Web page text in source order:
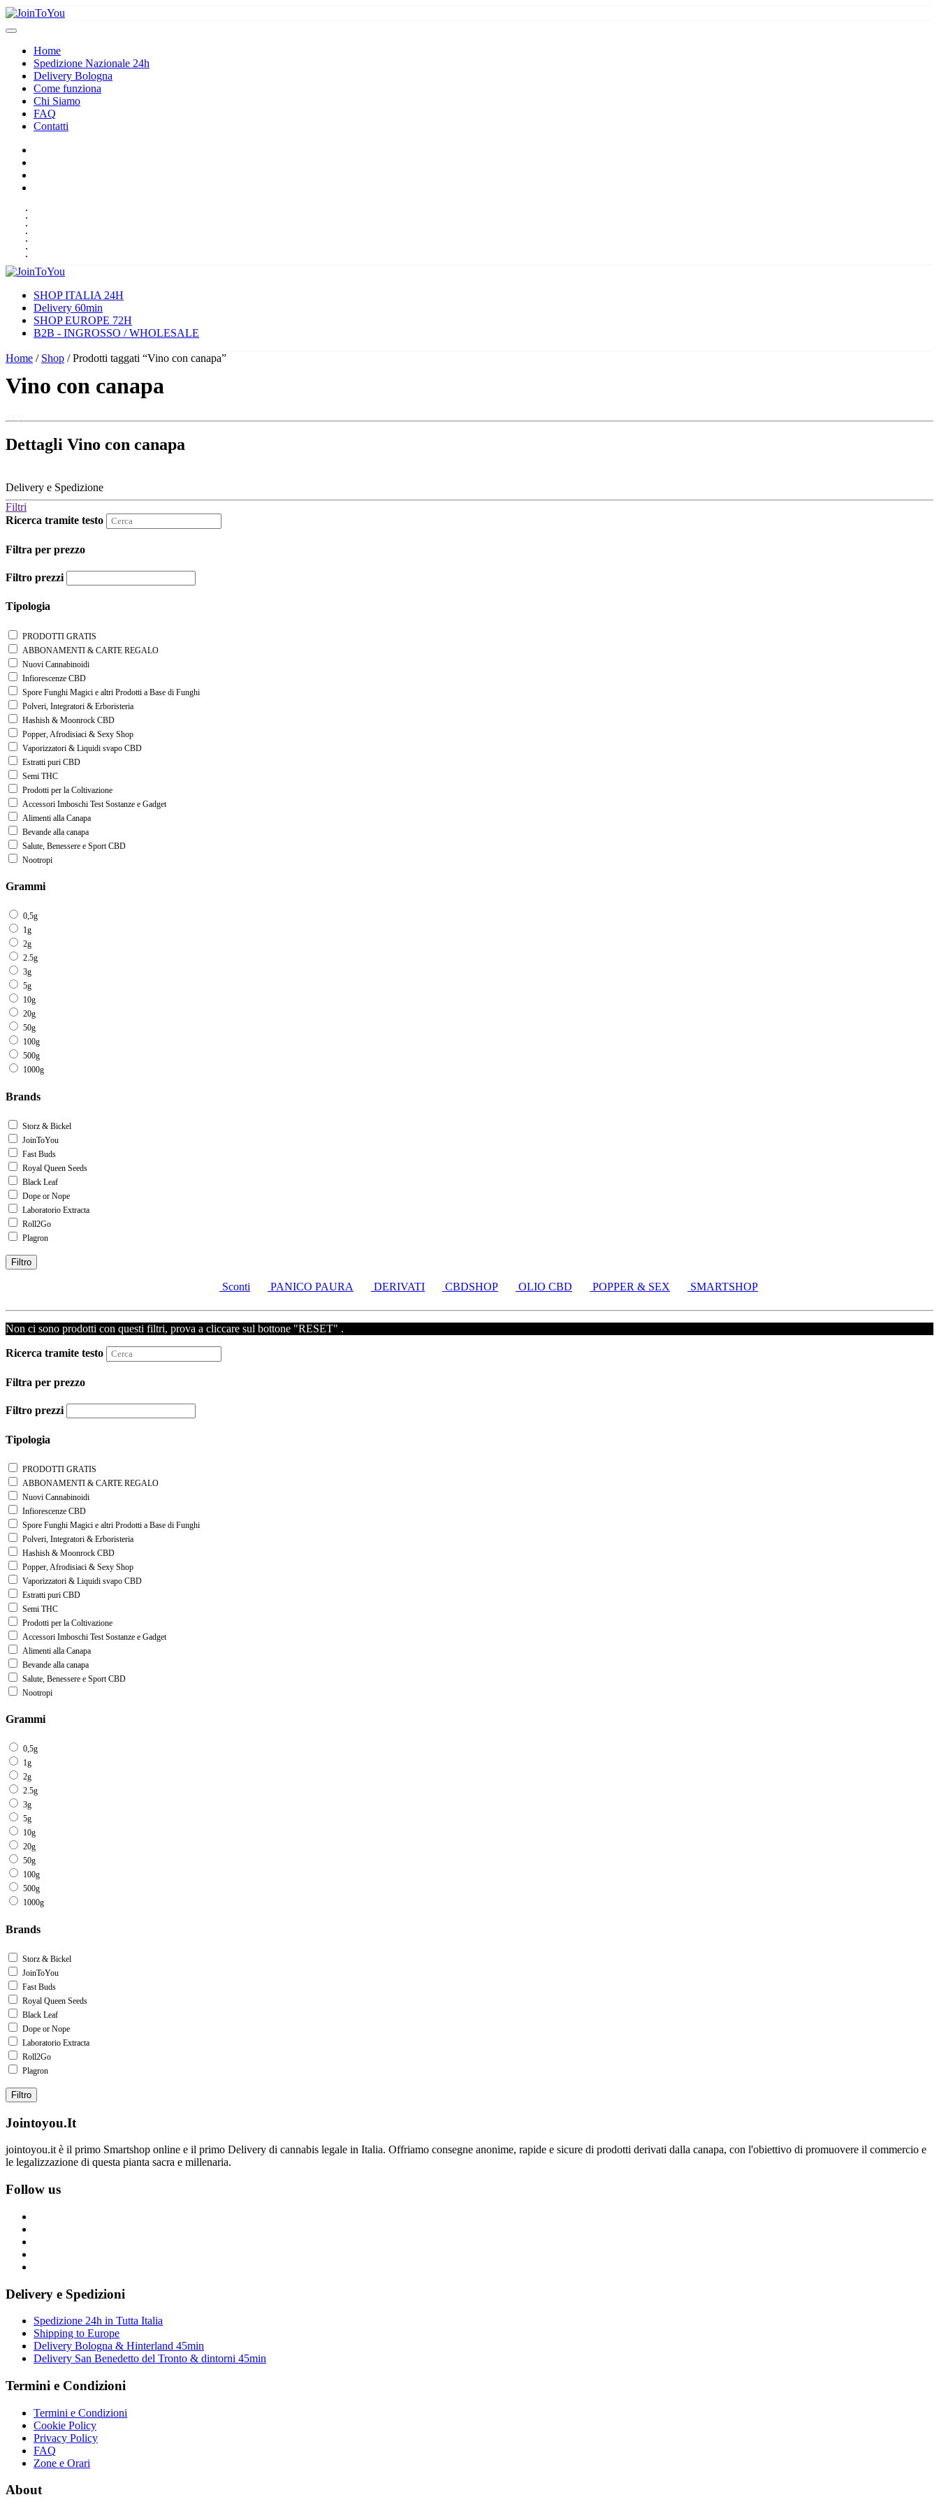
Home
Spedizione Nazionale 24h
Delivery Bologna
Come funziona
Chi Siamo
FAQ
Contatti
SHOP ITALIA 24H
Delivery 60min
SHOP EUROPE 72H
B2B - INGROSSO / WHOLESALE
Home / Shop / Prodotti taggati “Vino con canapa”
Vino con canapa
JTY
Dettagli Vino con canapa
Delivery e Spedizione
Filtri
Ricerca tramite testo
Filtra per prezzo
Filtro prezzi
Tipologia
PRODOTTI GRATIS
ABBONAMENTI & CARTE REGALO
Nuovi Cannabinoidi
Infiorescenze CBD
Spore Funghi Magici e altri Prodotti a Base di Funghi
Polveri, Integratori & Erboristeria
Hashish & Moonrock CBD
Popper, Afrodisiaci & Sexy Shop
Vaporizzatori & Liquidi svapo CBD
Estratti puri CBD
Semi THC
Prodotti per la Coltivazione
Accessori Imboschi Test Sostanze e Gadget
Alimenti alla Canapa
Bevande alla canapa
Salute, Benessere e Sport CBD
Nootropi
Grammi
0,5g
1g
2g
2.5g
3g
5g
10g
20g
50g
100g
500g
1000g
Brands
Storz & Bickel
JoinToYou
Fast Buds
Royal Queen Seeds
Black Leaf
Dope or Nope
Laboratorio Extracta
Roll2Go
Plagron
Filtro
Sconti PANICO PAURA DERIVATI CBDSHOP OLIO CBD POPPER & SEX SMARTSHOP
Non ci sono prodotti con questi filtri, prova a cliccare sul bottone "RESET" .
Ricerca tramite testo
Filtra per prezzo
Filtro prezzi
Tipologia
PRODOTTI GRATIS
ABBONAMENTI & CARTE REGALO
Nuovi Cannabinoidi
Infiorescenze CBD
Spore Funghi Magici e altri Prodotti a Base di Funghi
Polveri, Integratori & Erboristeria
Hashish & Moonrock CBD
Popper, Afrodisiaci & Sexy Shop
Vaporizzatori & Liquidi svapo CBD
Estratti puri CBD
Semi THC
Prodotti per la Coltivazione
Accessori Imboschi Test Sostanze e Gadget
Alimenti alla Canapa
Bevande alla canapa
Salute, Benessere e Sport CBD
Nootropi
Grammi
0,5g
1g
2g
2.5g
3g
5g
10g
20g
50g
100g
500g
1000g
Brands
Storz & Bickel
JoinToYou
Fast Buds
Royal Queen Seeds
Black Leaf
Dope or Nope
Laboratorio Extracta
Roll2Go
Plagron
Filtro
Jointoyou.It
jointoyou.it è il primo Smartshop online e il primo Delivery di cannabis legale in Italia. Offriamo consegne anonime, rapide e sicure di prodotti derivati dalla canapa, con l'obiettivo di promuovere il commercio e
le legalizzazione di questa pianta sacra e millenaria.
Follow us
Delivery e Spedizioni
Spedizione 24h in Tutta Italia
Shipping to Europe
Delivery Bologna & Hinterland 45min
Delivery San Benedetto del Tronto & dintorni 45min
Termini e Condizioni
Termini e Condizioni
Cookie Policy
Privacy Policy
FAQ
Zone e Orari
About